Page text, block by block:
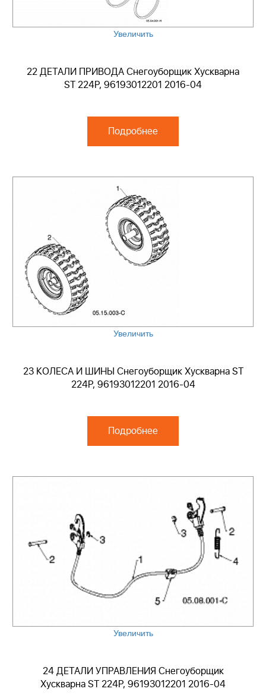
Увеличить
22 ДЕТАЛИ ПРИВОДА Снегоуборщик Хускварна
ST 224P, 96193012201 2016-04
Подробнее
Увеличить
23 КОЛЕСА И ШИНЫ Снегоуборщик Хускварна ST
224P, 96193012201 2016-04
Подробнее
Увеличить
24 ДЕТАЛИ УПРАВЛЕНИЯ Снегоуборщик
Хускварна ST 224P, 96193012201 2016-04